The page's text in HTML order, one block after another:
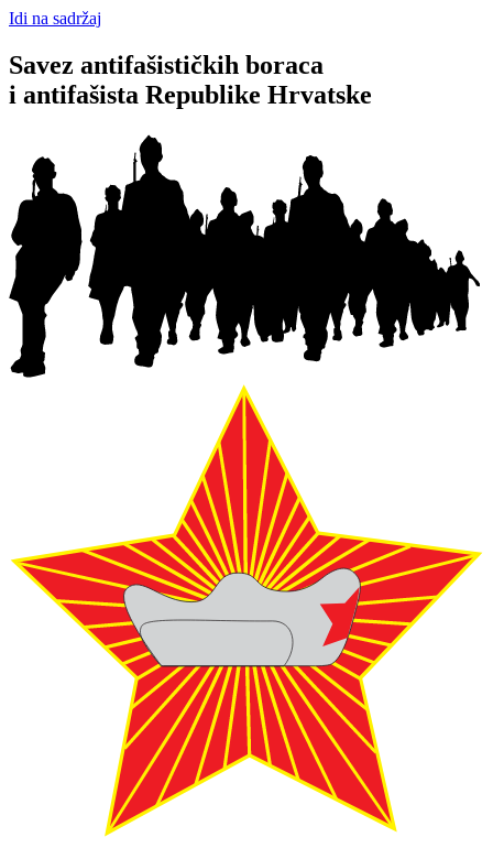
Idi na sadržaj
Savez antifašističkih boraca
i antifašista Republike Hrvatske